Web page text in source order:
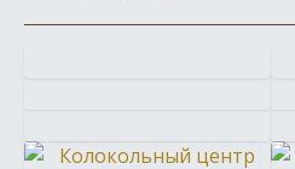
экскурсия
Экскурсия